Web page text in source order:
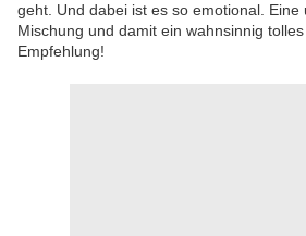
geht. Und dabei ist es so emotional. Eine
Mischung und damit ein wahnsinnig
Empfehlung!